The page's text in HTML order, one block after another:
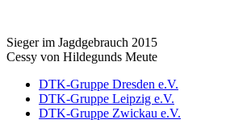
Sieger im Jagdgebrauch 2015
Cessy von Hildegunds Meute
DTK-Gruppe Dresden e.V.
DTK-Gruppe Leipzig e.V.
DTK-Gruppe Zwickau e.V.